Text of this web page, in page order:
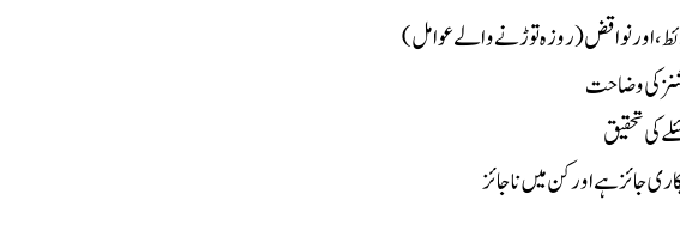
اور نواقض (روزہ توڑنے والے عوامل)
کی وضاحت
کی تحقیق
جائز ہے اور کن میں ناجائز